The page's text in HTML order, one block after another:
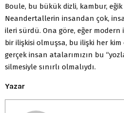
Boule, bu bükük dizli, kambur,
Neandertallerin insandan çok,
ileri sürdü. Ona göre, eğer
bir ilişkisi olmuşsa, bu ilişki her
gerçek insan atalarımızın bu
silmesiyle sınırlı olmalıydı.
Yazar